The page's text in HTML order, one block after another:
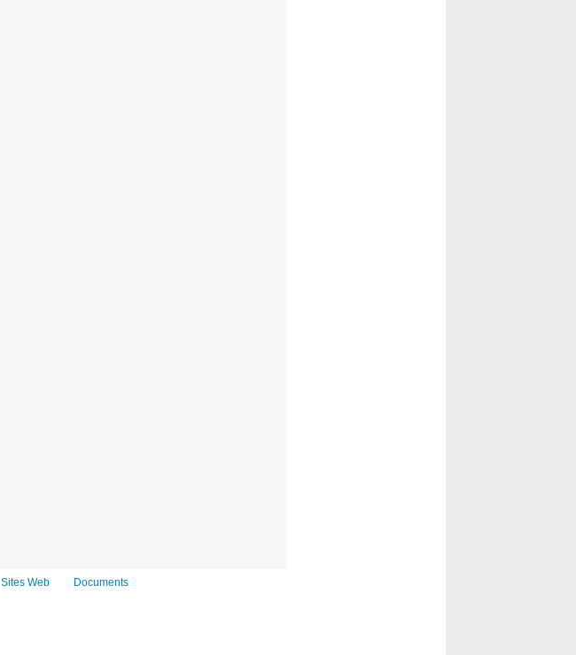
Sites Web Documents